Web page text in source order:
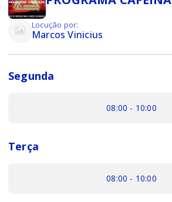
Locução por:
Marcos Vinicius
Segunda
08:00 - 10:00
Terça
08:00 - 10:00